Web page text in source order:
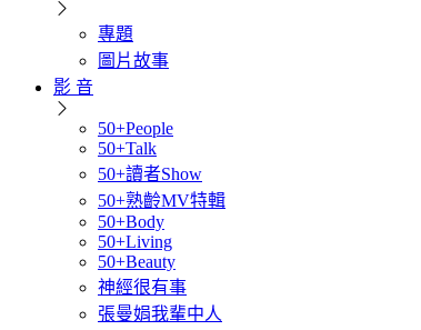
專題
圖片故事
影 音
50+People
50+Talk
50+讀者Show
50+熟齡MV特輯
50+Body
50+Living
50+Beauty
神經很有事
張曼娟我輩中人